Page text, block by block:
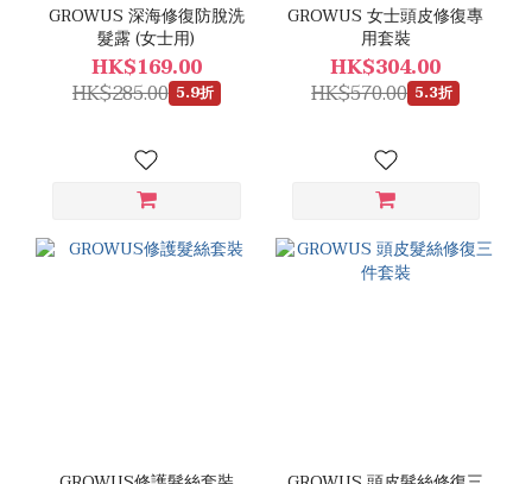
GROWUS 深海修復防脫洗
髮露 (女士用)
HK$169.00
HK$285.00 5.9折
GROWUS 女士頭皮修復專
用套裝
HK$304.00
HK$570.00 5.3折